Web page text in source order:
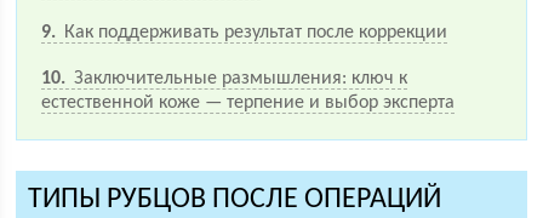
9 Как поддерживать результат после коррекции
10
Заключительные размышления: ключ к
естественной коже — терпение и выбор эксперта
ТИПЫ РУБЦОВ ПОСЛЕ ОПЕРАЦИЙ